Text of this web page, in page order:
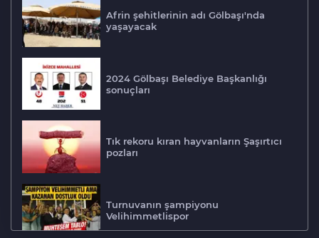
Afrin şehitlerinin adı Gölbaşı'nda
yaşayacak
2024 Gölbaşı Belediye Başkanlığı
sonuçları
Tık rekoru kıran hayvanların Şaşırtıcı
pozları
Turnuvanın şampiyonu
Velihimmetlispor